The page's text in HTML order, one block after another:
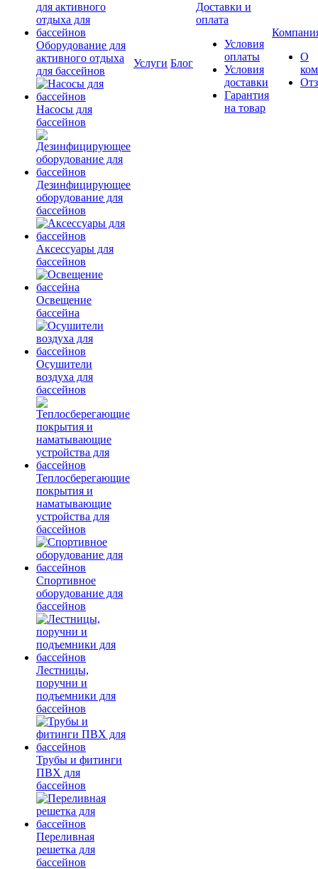
Оборудование для
активного отдыха
для бассейнов
Насосы для
бассейнов
Дезинфицирующее
оборудование для
бассейнов
Аксессуары для
бассейнов
Освещение
бассейна
Осушители
воздуха для
бассейнов
Теплосберегающие
покрытия и
наматывающие
устройства для
бассейнов
Спортивное
оборудование для
бассейнов
Лестницы,
поручни и
подъемники для
бассейнов
Трубы и фитинги
ПВХ для
бассейнов
Переливная
решетка для
бассейнов
Услуги Блог
Доставки и
оплата
Условия
оплаты
Условия
доставки
Гарантия
на товар
О